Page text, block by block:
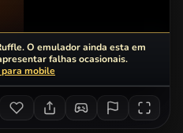
O emulador ainda esta em
falhas ocasionais.
mobile